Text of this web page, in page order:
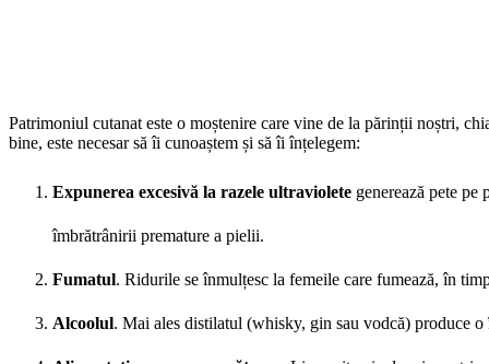
Patrimoniul cutanat este o moștenire care vine de la părinții noștri,
bine, este necesar să îi cunoaștem și să îi înțelegem:
Expunerea excesivă la razele ultraviolete generează pete
îmbrătrânirii premature a pielii.
Fumatul. Ridurile se înmulțesc la femeile care fumează, în
Alcoolul. Mai ales distilatul (whisky, gin sau vodcă) produce